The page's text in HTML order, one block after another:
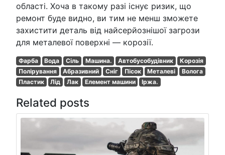
області. Хоча в такому разі існує ризик, що
ремонт буде видно, ви тим не менш зможете
захистити деталь від найсерйознішої загрози
для металевої поверхні — корозії.
Фарба Вода Сіль Машина. Автобусобудівник
Корозія
Полірування
Абразивний Сніг Пісок Металеві
Волога
Пластик
Лід Лак Елемент машини Іржа.
Related posts